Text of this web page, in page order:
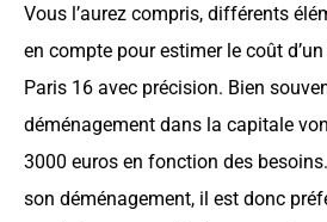
Vous l’aurez compris, différents
en compte pour estimer le coût
Paris 16 avec précision. Bien
déménagement dans la capitale
3000 euros en fonction des
son déménagement, il est donc